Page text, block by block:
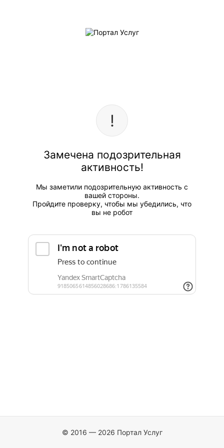
Замечена подозрительная
активность!
Мы заметили подозрительную активность с
вашей стороны.
Пройдите проверку, чтобы мы убедились, что
вы не робот
© 2016 — 2026 Портал Услуг